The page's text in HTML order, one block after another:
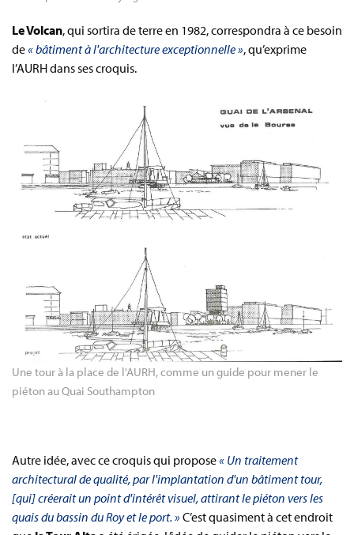
Le Volcan, qui sortira de terre en 1982, correspondra à ce besoin
de« bâtiment à l'architecture exceptionnelle », qu’exprime
l’AURH dans ses croquis.
Une tour à la place de l'AURH, comme un guide pour mener le
piéton au Quai Southampton
Autre idée, avec ce croquis qui propose« Un traitement
architectural de qualité, par l'implantation d'un bâtiment tour,
[qui] créerait un point d'intérêt visuel, attirant le piéton vers les
quais du bassin du Roy et le port. » C’est quasiment à cet endroit